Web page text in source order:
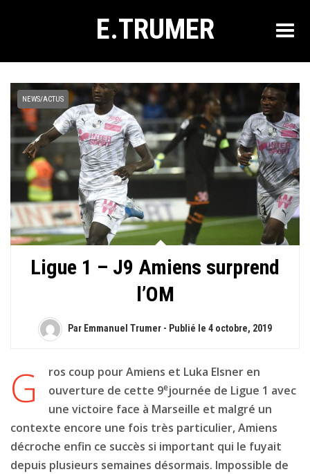
E.TRUMER
NEWS/ACTUS
Ligue 1 – J9 Amiens surprend
l’OM
Par Emmanuel Trumer - Publié le 4 octobre, 2019
G
ros coup pour Amiens et Luka Elsner en
ouverture de cette 9ejournée de Ligue 1 avec
une victoire face à Marseille et malgré un
contexte encore une fois très particulier, Amiens
décroche enfin ce succès si important qui le fuyait
depuis plusieurs semaines désormais. Impossible de